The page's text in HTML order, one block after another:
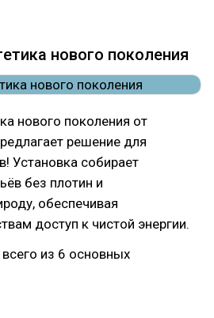
нового поколения
нового поколения от
решение для
Установка собирает
без плотин и
обеспечивая
доступ к чистой энергии.
из 6 основных